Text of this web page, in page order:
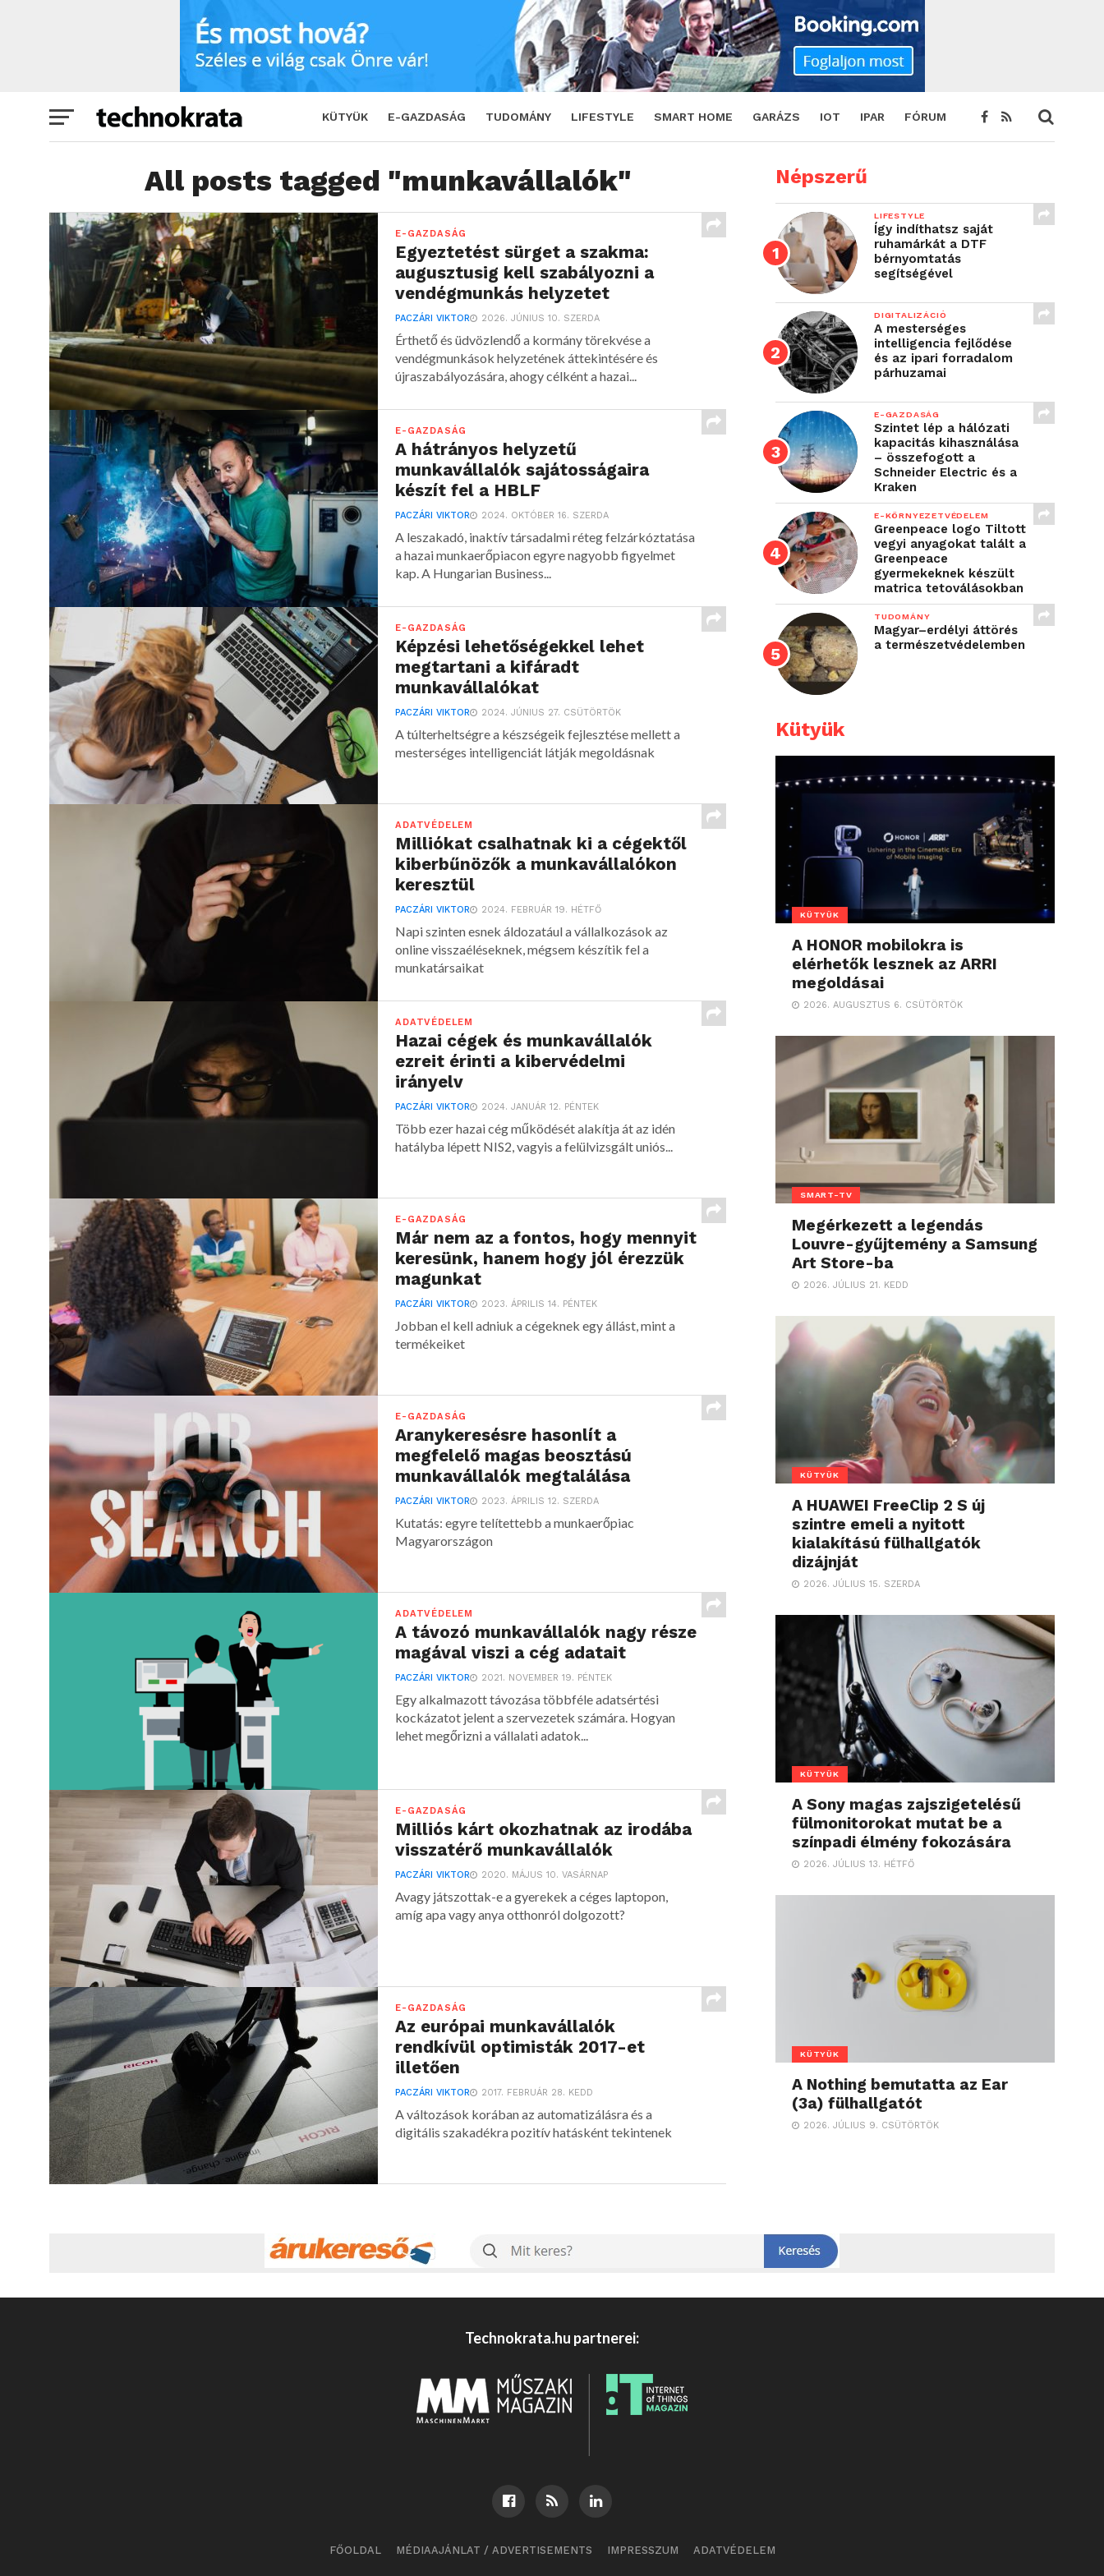
KÜTYÜK E-GAZDASÁG TUDOMÁNY LIFESTYLE SMART HOME GARÁZS IOT IPAR FÓRUM
All posts tagged "munkavállalók"
E-GAZDASÁG
Egyeztetést sürget a szakma:
augusztusig kell szabályozni a
vendégmunkás helyzetet
PACZÁRI VIKTOR 2026. JÚNIUS 10. SZERDA
Érthető és üdvözlendő a kormány törekvése a
vendégmunkások helyzetének áttekintésére és
újraszabályozására, ahogy célként a hazai...
E-GAZDASÁG
A hátrányos helyzetű
munkavállalók sajátosságaira
készít fel a HBLF
PACZÁRI VIKTOR 2024. OKTÓBER 16. SZERDA
A leszakadó, inaktív társadalmi réteg felzárkóztatása
a hazai munkaerőpiacon egyre nagyobb figyelmet
kap. A Hungarian Business...
E-GAZDASÁG
Képzési lehetőségekkel lehet
megtartani a kifáradt
munkavállalókat
PACZÁRI VIKTOR 2024. JÚNIUS 27. CSÜTÖRTÖK
A túlterheltségre a készségeik fejlesztése mellett a
mesterséges intelligenciát látják megoldásnak
ADATVÉDELEM
Milliókat csalhatnak ki a cégektől
kiberbűnözők a munkavállalókon
keresztül
PACZÁRI VIKTOR 2024. FEBRUÁR 19. HÉTFŐ
Napi szinten esnek áldozatául a vállalkozások az
online visszaéléseknek, mégsem készítik fel a
munkatársaikat
ADATVÉDELEM
Hazai cégek és munkavállalók
ezreit érinti a kibervédelmi
irányelv
PACZÁRI VIKTOR 2024. JANUÁR 12. PÉNTEK
Több ezer hazai cég működését alakítja át az idén
hatályba lépett NIS2, vagyis a felülvizsgált uniós...
E-GAZDASÁG
Már nem az a fontos, hogy mennyit
keresünk, hanem hogy jól érezzük
magunkat
PACZÁRI VIKTOR 2023. ÁPRILIS 14. PÉNTEK
Jobban el kell adniuk a cégeknek egy állást, mint a
termékeiket
E-GAZDASÁG
Aranykeresésre hasonlít a
megfelelő magas beosztású
munkavállalók megtalálása
PACZÁRI VIKTOR 2023. ÁPRILIS 12. SZERDA
Kutatás: egyre telítettebb a munkaerőpiac
Magyarországon
ADATVÉDELEM
A távozó munkavállalók nagy része
magával viszi a cég adatait
PACZÁRI VIKTOR 2021. NOVEMBER 19. PÉNTEK
Egy alkalmazott távozása többféle adatsértési
kockázatot jelent a szervezetek számára. Hogyan
lehet megőrizni a vállalati adatok...
E-GAZDASÁG
Milliós kárt okozhatnak az irodába
visszatérő munkavállalók
PACZÁRI VIKTOR 2020. MÁJUS 10. VASÁRNAP
Avagy játszottak-e a gyerekek a céges laptopon,
amíg apa vagy anya otthonról dolgozott?
E-GAZDASÁG
Az európai munkavállalók
rendkívül optimisták 2017-et
illetően
PACZÁRI VIKTOR 2017. FEBRUÁR 28. KEDD
A változások korában az automatizálásra és a
digitális szakadékra pozitív hatásként tekintenek
Népszerű
LIFESTYLE
Így indíthatsz saját
ruhamárkát a DTF
bérnyomtatás
segítségével
DIGITALIZÁCIÓ
A mesterséges
intelligencia fejlődése
és az ipari forradalom
párhuzamai
E-GAZDASÁG
Szintet lép a hálózati
kapacitás kihasználása
– összefogott a
Schneider Electric és a
Kraken
E-KÖRNYEZETVÉDELEM
Greenpeace logo Tiltott
vegyi anyagokat talált a
Greenpeace
gyermekeknek készült
matrica tetoválásokban
TUDOMÁNY
Magyar–erdélyi áttörés
a természetvédelemben
Kütyük
KÜTYÜK
A HONOR mobilokra is
elérhetők lesznek az ARRI
megoldásai
2026. AUGUSZTUS 6. CSÜTÖRTÖK
SMART-TV
Megérkezett a legendás
Louvre-gyűjtemény a Samsung
Art Store-ba
2026. JÚLIUS 21. KEDD
KÜTYÜK
A HUAWEI FreeClip 2 S új
szintre emeli a nyitott
kialakítású fülhallgatók
dizájnját
2026. JÚLIUS 15. SZERDA
KÜTYÜK
A Sony magas zajszigetelésű
fülmonitorokat mutat be a
színpadi élmény fokozására
2026. JÚLIUS 13. HÉTFŐ
KÜTYÜK
A Nothing bemutatta az Ear
(3a) fülhallgatót
2026. JÚLIUS 9. CSÜTÖRTÖK
Technokrata.hu partnerei:
FŐOLDAL MÉDIAAJÁNLAT / ADVERTISEMENTS IMPRESSZUM ADATVÉDELEM